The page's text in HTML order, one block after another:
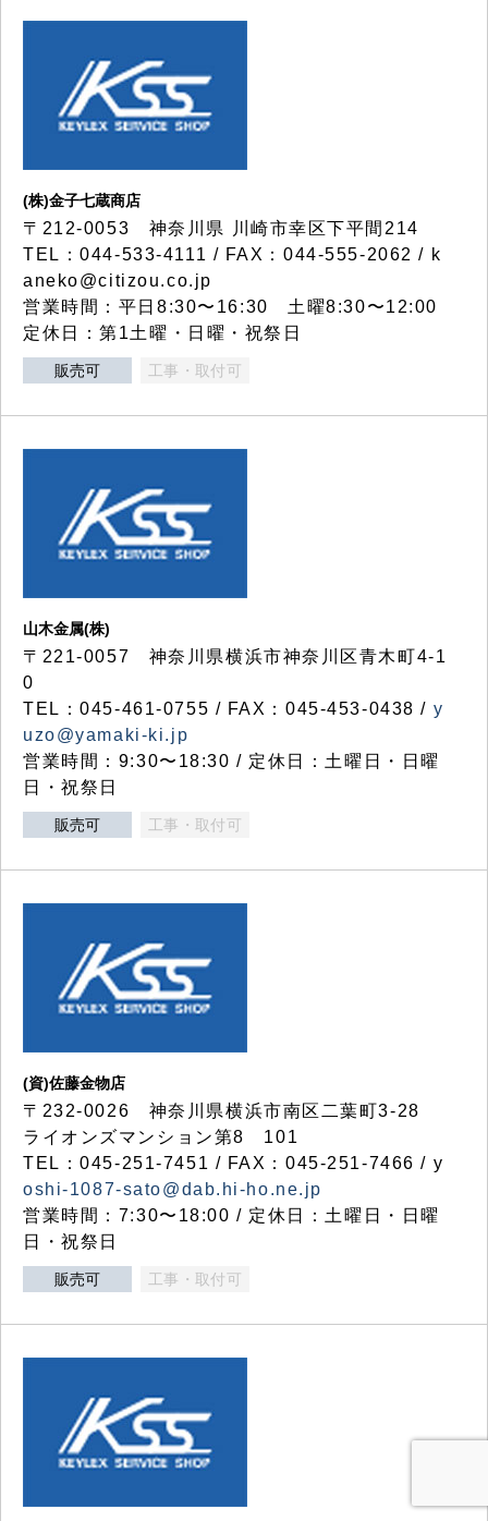
(株)金子七蔵商店
〒212-0053 神奈川県 川崎市幸区下平間214
TEL：044-533-4111 / FAX：044-555-2062 / k
aneko@citizou.co.jp
営業時間：平日8:30〜16:30 土曜8:30〜12:00
定休日：第1土曜・日曜・祝祭日
販売可 工事・取付可
山木金属(株)
〒221-0057 神奈川県横浜市神奈川区青木町4-1
0
TEL：045-461-0755 / FAX：045-453-0438 / y
uzo@yamaki-ki.jp
営業時間：9:30〜18:30 / 定休日：土曜日・日曜
日・祝祭日
販売可 工事・取付可
(資)佐藤金物店
〒232-0026 神奈川県横浜市南区二葉町3-28
ライオンズマンション第8 101
TEL：045-251-7451 / FAX：045-251-7466 / y
oshi-1087-sato@dab.hi-ho.ne.jp
営業時間：7:30〜18:00 / 定休日：土曜日・日曜
日・祝祭日
販売可 工事・取付可